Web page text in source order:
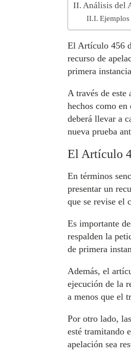
Análisis del
El Artículo 456
recurso de
primera
A través de este
hechos como
deberá llevar a
nueva prueba
El Artículo
En términos
presentar un
que se revise el
Es importante
respalden la
de primera
Además, el
ejecución de la
a menos que el
Por otro lado,
esté tramitando
apelación sea